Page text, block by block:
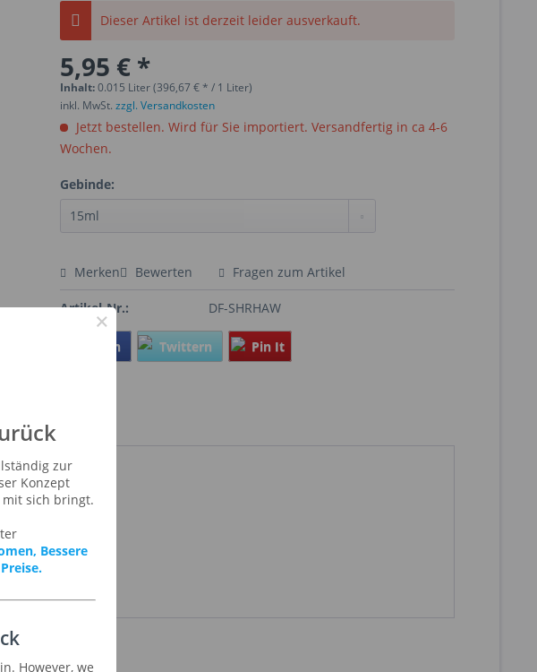
Dieser Artikel ist derzeit leider ausverkauft.
5,95 € *
Inhalt:0.015 Liter (396,67 € * / 1 Liter)
inkl. MwSt.zzgl. Versandkosten
Jetzt bestellen. Wird für Sie importiert. Versandfertig in ca 4-6
Wochen.
Gebinde:
Merken Bewerten Fragen zum Artikel
Artikel-Nr.: DF-SHRHAW
Teilen Twittern Pin It
drin
×
zur
Konzept
mit sich bringt.
Bessere
However, we